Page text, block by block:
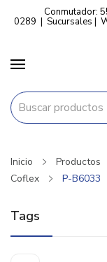
Conmutador:
0289 | Sucursales |
Inicio Productos
Coflex
P-B6033
Tags